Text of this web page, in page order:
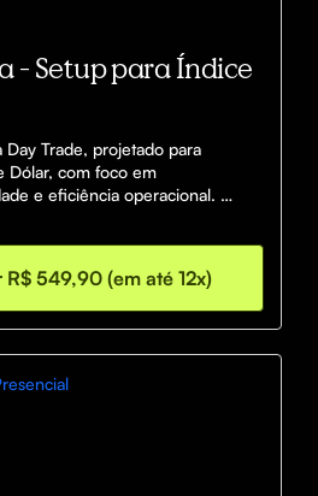
- Setup para Índice
Trade, projetado para
Dólar, com foco em
e eficiência operacional.
execução rápida de ordens e
549,90 (em até 12x)